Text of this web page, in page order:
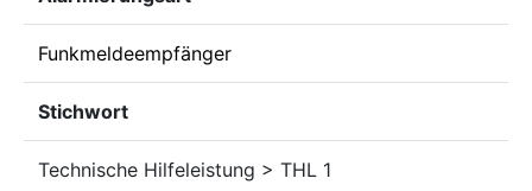
Funkmeldeempfänger
Stichwort
Technische Hilfeleistung > THL 1